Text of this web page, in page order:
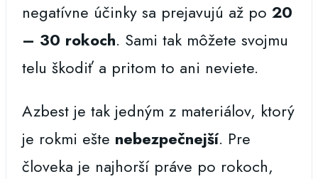
negatívne účinky sa prejavujú až po 20
– 30 rokoch. Sami tak môžete svojmu
telu škodiť a pritom to ani neviete.
Azbest je tak jedným z materiálov, ktorý
je rokmi ešte nebezpečnejší. Pre
človeka je najhorší práve po rokoch,